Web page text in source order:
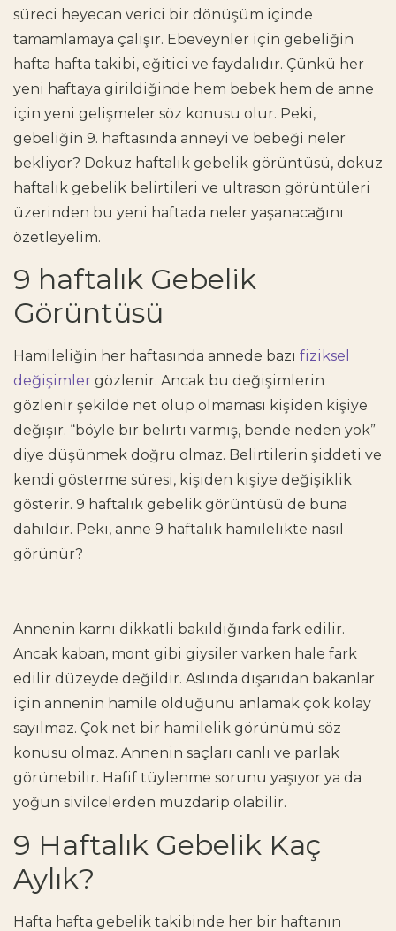
süreci heyecan verici bir dönüşüm içinde
tamamlamaya çalışır. Ebeveynler için gebeliğin
hafta hafta takibi, eğitici ve faydalıdır. Çünkü her
yeni haftaya girildiğinde hem bebek hem de anne
için yeni gelişmeler söz konusu olur. Peki,
gebeliğin 9. haftasında anneyi ve bebeği neler
bekliyor? Dokuz haftalık gebelik görüntüsü, dokuz
haftalık gebelik belirtileri ve ultrason görüntüleri
üzerinden bu yeni haftada neler yaşanacağını
özetleyelim.
9 haftalık Gebelik
Görüntüsü
Hamileliğin her haftasında annede bazı fiziksel
değişimler gözlenir. Ancak bu değişimlerin
gözlenir şekilde net olup olmaması kişiden kişiye
değişir. “böyle bir belirti varmış, bende neden yok”
diye düşünmek doğru olmaz. Belirtilerin şiddeti ve
kendi gösterme süresi, kişiden kişiye değişiklik
gösterir. 9 haftalık gebelik görüntüsü de buna
dahildir. Peki, anne 9 haftalık hamilelikte nasıl
görünür?
Annenin karnı dikkatli bakıldığında fark edilir.
Ancak kaban, mont gibi giysiler varken hale fark
edilir düzeyde değildir. Aslında dışarıdan bakanlar
için annenin hamile olduğunu anlamak çok kolay
sayılmaz. Çok net bir hamilelik görünümü söz
konusu olmaz. Annenin saçları canlı ve parlak
görünebilir. Hafif tüylenme sorunu yaşıyor ya da
yoğun sivilcelerden muzdarip olabilir.
9 Haftalık Gebelik Kaç
Aylık?
Hafta hafta gebelik takibinde her bir haftanın